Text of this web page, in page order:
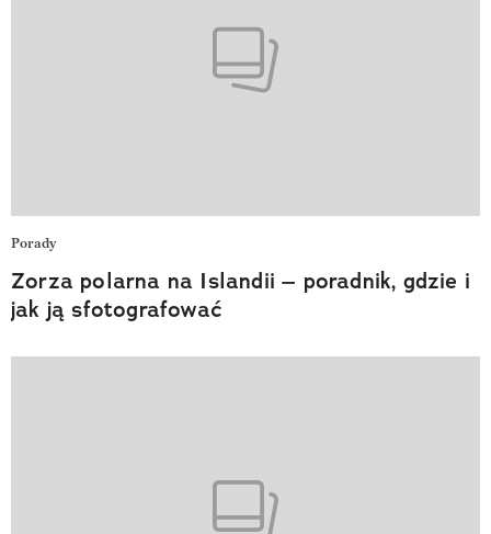
Porady
Zorza polarna na Islandii – poradnik, gdzie i
jak ją sfotografować